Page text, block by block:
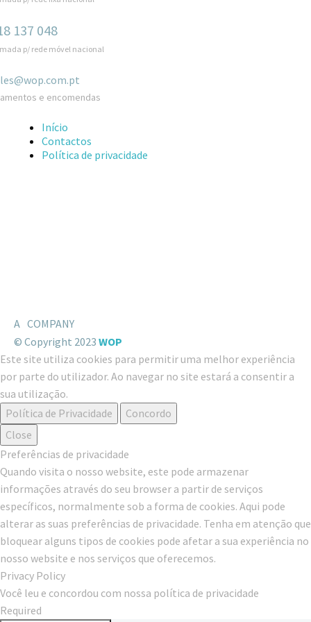
137 048
p/ rede móvel nacional
e encomendas
Início
Contactos
Política de privacidade
A COMPANY
© Copyright 2023 WOP
Este site utiliza cookies para permitir uma melhor experiência
por parte do utilizador. Ao navegar no site estará a consentir a
sua utilização.
Política de Privacidade
Concordo
Close
Preferências de privacidade
Quando visita o nosso website, este pode armazenar
informações através do seu browser a partir de serviços
específicos, normalmente sob a forma de cookies. Aqui pode
alterar as suas preferências de privacidade. Tenha em atenção que
bloquear alguns tipos de cookies pode afetar a sua experiência no
nosso website e nos serviços que oferecemos.
Privacy Policy
Você leu e concordou com nossa política de privacidade
Required